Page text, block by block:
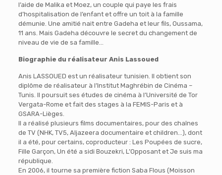
l’aide de Malika et Moez, un couple qui paye les frais
d’hospitalisation de l’enfant et offre un toit à la famille
démunie. Une amitié nait entre Gadeha et leur fils, Oussama,
11 ans. Mais Gadeha découvre le secret du changement de
niveau de vie de sa famille…
Biographie du réalisateur Anis Lassoued
Anis LASSOUED est un réalisateur tunisien. Il obtient son
diplôme de réalisateur à l’Institut Maghrébin de Cinéma –
Tunis. Il poursuit ses études de cinéma à l’Université de Tor
Vergata-Rome et fait des stages à la FEMIS-Paris et à
GSARA-Lièges.
Il a réalisé plusieurs films documentaires, pour des chaînes
de TV (NHK, TV5, Aljazeera documentaire et children…), dont
il a été, pour certains, coproducteur : Les Poupées de sucre,
Fille Garçon, Un été a sidi Bouzekri, L’Opposant et Je suis ma
république.
En 2006, il tourne sa première fiction Saba Flous (Moisson